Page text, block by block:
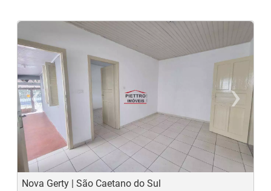
‹
Previous
›
Nova Gerty | São Caetano do Sul